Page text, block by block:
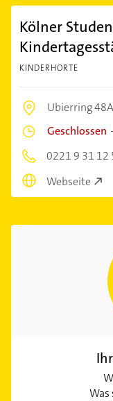
Kölner
KINDERHORTE
Ubierring
Geschlossen
0221 9 31 12
Webseite